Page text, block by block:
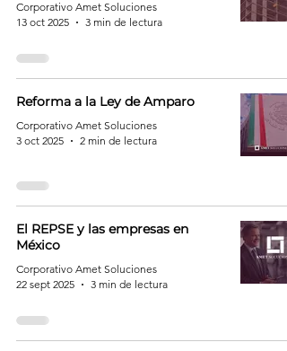
Corporativo Amet Soluciones
13 oct 2025
3 min de lectura
Reforma a la Ley de Amparo
Corporativo Amet Soluciones
3 oct 2025
2 min de lectura
El REPSE y las empresas en
México
Corporativo Amet Soluciones
22 sept 2025
3 min de lectura